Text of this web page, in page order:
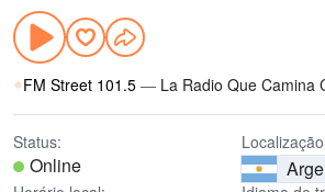
FM Street 101.5 — La Radio Que Camina
Status:
Online